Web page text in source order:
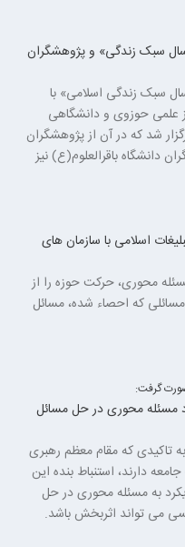
سال سبک زندگی» و پژوهشگران
سبک زندگی اسلامی» با
علمی حوزوی و دانشگاهی
شد که در آن از پژوهشگران
دانشگاه باقرالعلوم(ع) نیز
اسلامی با سازمان های
محوری، حرکت حوزه را از
که احصاء شده، مسائل
گرفت:
مسئله محوری در حل مسائل
تاکیدی که مقام معظم رهبری
دارند، استنباط بنده این
به مسئله محوری در حل
می تواند اثربخش باشد.